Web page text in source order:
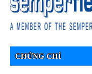
CHỨNG CHỈ